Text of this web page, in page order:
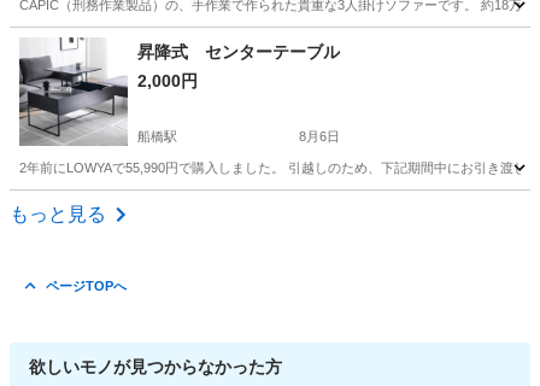
CAPIC（刑務作業製品）の、手作業で作られた貴重な3人掛けソファーです。 約18万
千葉市 千城台駅 ソファ CAPIC
昇降式 センターテーブル
2,000円
船橋駅 8月6日
2年前にLOWYAで55,990円で購入しました。 引越しのため、下記期間中にお引き渡
千葉 船橋市
もっと見る
ページTOPへ
欲しいモノが見つからなかった方